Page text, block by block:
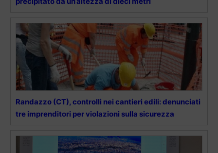
Randazzo (CT), controlli nei cantieri edili: denunciati
tre imprenditori per violazioni sulla sicurezza